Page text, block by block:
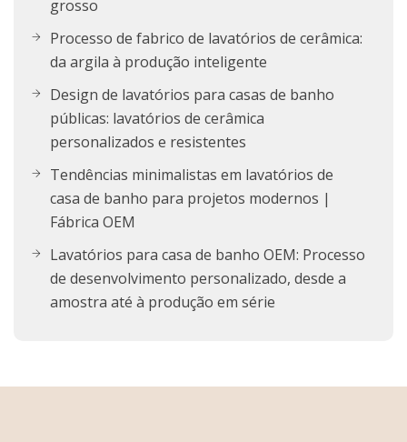
grosso
Processo de fabrico de lavatórios de cerâmica:
da argila à produção inteligente
Design de lavatórios para casas de banho
públicas: lavatórios de cerâmica
personalizados e resistentes
Tendências minimalistas em lavatórios de
casa de banho para projetos modernos |
Fábrica OEM
Lavatórios para casa de banho OEM: Processo
de desenvolvimento personalizado, desde a
amostra até à produção em série